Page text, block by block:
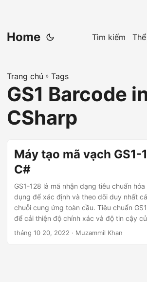
Home Tìm kiếm
Trang chủ » Tags
GS1 Barcode
CSharp
Máy tạo mã vạch GS1-
C#
GS1-128 là mã nhận dạng tiêu chuẩn
dụng để xác định và theo dõi duy nhất
chuỗi cung ứng toàn cầu. Tiêu chuẩn
để cải thiện độ chính xác và độ tin cậy
liệu bằng cách cung cấp một phương tiện
tháng 10 20, 2022 · Muzammil Khan